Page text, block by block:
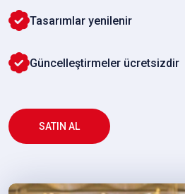
Tasarımlar yenilenir
Güncelleştirmeler ücretsizdir
SATIN AL